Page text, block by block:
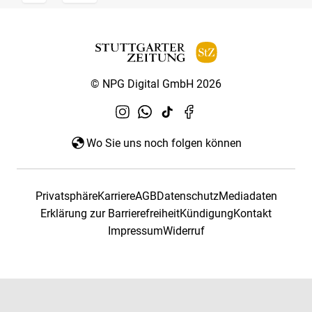
© NPG Digital GmbH 2026
Wo Sie uns noch folgen können
PrivatsphäreKarriereAGBDatenschutzMediadaten
Erklärung zur BarrierefreiheitKündigungKontakt
ImpressumWiderruf